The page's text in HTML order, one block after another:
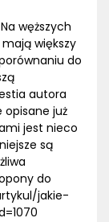
węższych
większy
do
autora
opisane już
jest nieco
są
do
jakie-